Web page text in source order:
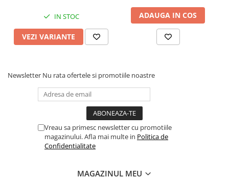
IN STOC
VEZI VARIANTE
ADAUGA IN COS
Newsletter Nu rata ofertele si promotiile noastre
Vreau sa primesc newsletter cu promotiile
magazinului. Afla mai multe in Politica de
Confidentialitate
MAGAZINUL MEU